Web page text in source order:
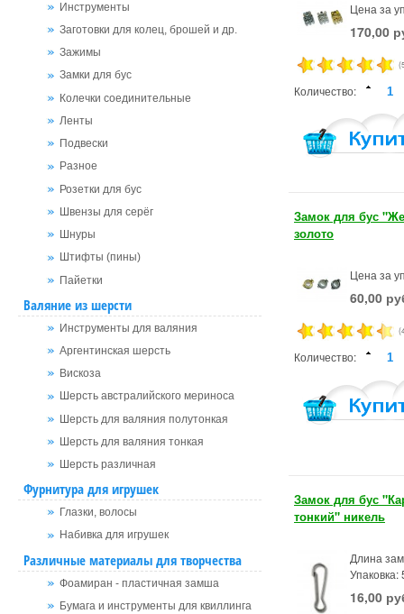
Инструменты
Заготовки для колец, брошей и др.
Зажимы
Замки для бус
Колечки соединительные
Ленты
Подвески
Разное
Розетки для бус
Швензы для серёг
Шнуры
Штифты (пины)
Пайетки
Валяние из шерсти
Инструменты для валяния
Аргентинская шерсть
Вискоза
Шерсть австралийского мериноса
Шерсть для валяния полутонкая
Шерсть для валяния тонкая
Шерсть различная
Фурнитура для игрушек
Глазки, волосы
Набивка для игрушек
Различные материалы для творчества
Фоамиран - пластичная замша
Бумага и инструменты для квиллинга
Цена за
170,00
Количество:
Замок для бус
золото
Цена за
60,00
Количество:
Замок для бус
тонкий" никель
Длина
Упаковка:
16,00